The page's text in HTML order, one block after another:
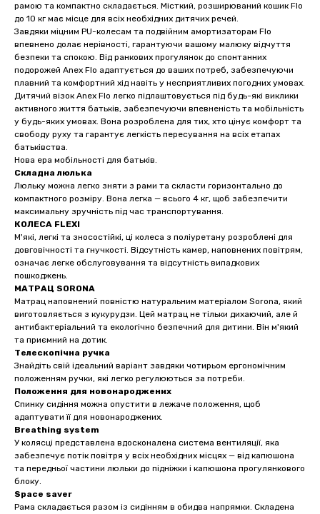
рамою та компактно складається. Місткий, розширюваний кошик Flo
до 10 кг має місце для всіх необхідних дитячих речей.
Завдяки міцним PU-колесам та подвійним амортизаторам Flo
впевнено долає нерівності, гарантуючи вашому малюку відчуття
безпеки та спокою. Від ранкових прогулянок до спонтанних
подорожей Anex Flo адаптується до ваших потреб, забезпечуючи
плавний та комфортний хід навіть у несприятливих погодних умовах.
Дитячий візок Anex Flo легко підлаштовується під будь-які виклики
активного життя батьків, забезпечуючи впевненість та мобільність
у будь-яких умовах. Вона розроблена для тих, хто цінує комфорт та
свободу руху та гарантує легкість пересування на всіх етапах
батьківства.
Нова ера мобільності для батьків.
Складна люлька
Люльку можна легко зняти з рами та скласти горизонтально до
компактного розміру. Вона легка — всього 4 кг, щоб забезпечити
максимальну зручність під час транспортування.
КОЛЕСА FLEXI
М'які, легкі та зносостійкі, ці колеса з поліуретану розроблені для
довговічності та гнучкості. Відсутність камер, наповнених повітрям,
означає легке обслуговування та відсутність випадкових
пошкоджень.
МАТРАЦ SORONA
Матрац наповнений повністю натуральним матеріалом Sorona, який
виготовляється з кукурудзи. Цей матрац не тільки дихаючий, але й
антибактеріальний та екологічно безпечний для дитини. Він м'який
та приємний на дотик.
Телескопічна ручка
Знайдіть свій ідеальний варіант завдяки чотирьом ергономічним
положенням ручки, які легко регулюються за потреби.
Положення для новонароджених
Спинку сидіння можна опустити в лежаче положення, щоб
адаптувати її для новонароджених.
Breathing system
У колясці представлена вдосконалена система вентиляції, яка
забезпечує потік повітря у всіх необхідних місцях — від капюшона
та передньої частини люльки до підніжки і капюшона прогулянкового
блоку.
Space saver
Рама складається разом із сидінням в обидва напрямки. Складена